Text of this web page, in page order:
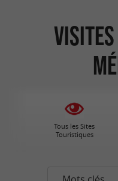
Tous les Sites
Touristiques